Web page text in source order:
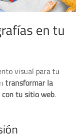
en tu
visual para tu
transformar la
tu sitio web.